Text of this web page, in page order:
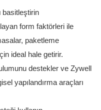
basitleştirin
form faktörleri ile
paketleme
ideal hale getirir.
destekler ve Zywell
yapılandırma araçları